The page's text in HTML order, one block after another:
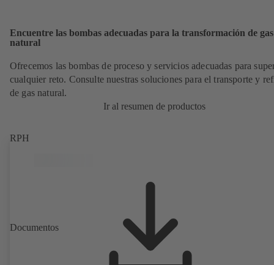
Encuentre las bombas adecuadas para la transformación de gas
natural
Ofrecemos las bombas de proceso y servicios adecuadas para
cualquier reto. Consulte nuestras soluciones para el transporte y
de gas natural.
Ir al resumen de productos
RPH
Documentos